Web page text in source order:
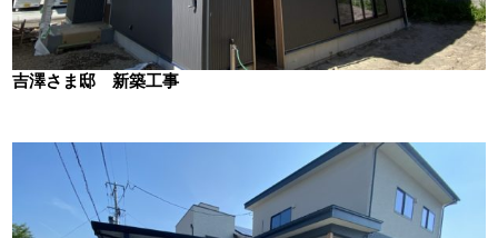
吉澤さま邸 新築工事